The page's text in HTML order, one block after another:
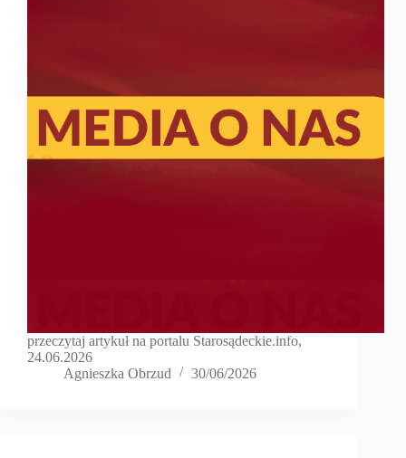
przeczytaj artykuł na portalu Starosądeckie.info,
24.06.2026
Agnieszka Obrzud
30/06/2026